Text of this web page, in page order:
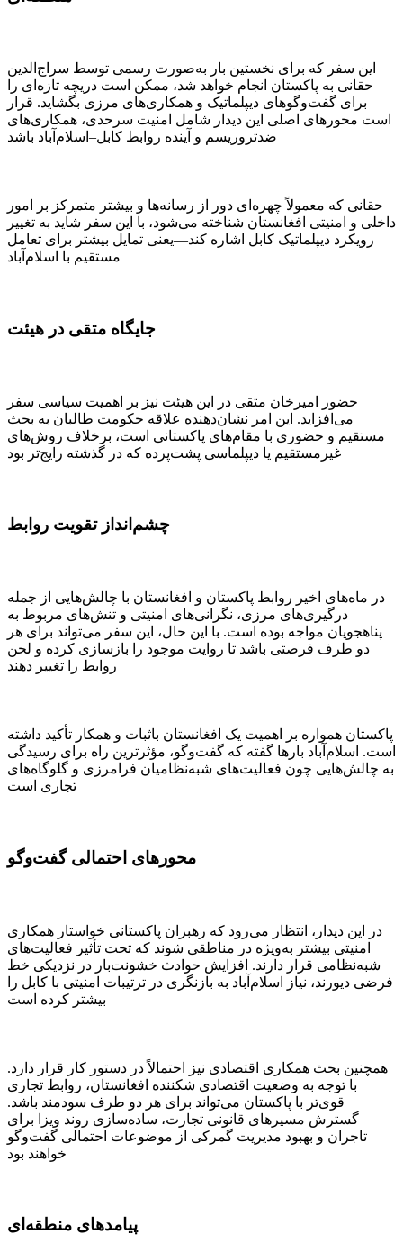
این سفر که برای نخستین بار به‌صورت رسمی توسط سراج‌الدین
حقانی به پاکستان انجام خواهد شد، ممکن است دریچه‌ تازه‌ای را
برای گفت‌وگوهای دیپلماتیک و همکاری‌های مرزی بگشاید. قرار
است محورهای اصلی این دیدار شامل امنیت سرحدی، همکاری‌های
ضدتروریسم و آینده‌ روابط کابل–اسلام‌آباد باشد
حقانی که معمولاً چهره‌ای دور از رسانه‌ها و بیشتر متمرکز بر امور
داخلی و امنیتی افغانستان شناخته می‌شود، با این سفر شاید به تغییر
رویکرد دیپلماتیک کابل اشاره کند—یعنی تمایل بیشتر برای تعامل
مستقیم با اسلام‌آباد
جایگاه متقی در هیئت
حضور امیرخان متقی در این هیئت نیز بر اهمیت سیاسی سفر
می‌افزاید. این امر نشان‌دهنده علاقه حکومت طالبان به بحث
مستقیم و حضوری با مقام‌های پاکستانی است، برخلاف روش‌های
غیرمستقیم یا دیپلماسی پشت‌پرده که در گذشته رایج‌تر بود
چشم‌انداز تقویت روابط
در ماه‌های اخیر روابط پاکستان و افغانستان با چالش‌هایی از جمله
درگیری‌های مرزی، نگرانی‌های امنیتی و تنش‌های مربوط به
پناهجویان مواجه بوده است. با این حال، این سفر می‌تواند برای هر
دو طرف فرصتی باشد تا روایت موجود را بازسازی کرده و لحن
روابط را تغییر دهند
پاکستان همواره بر اهمیت یک افغانستان باثبات و همکار تأکید داشته
است. اسلام‌آباد بارها گفته که گفت‌وگو، مؤثرترین راه برای رسیدگی
به چالش‌هایی چون فعالیت‌های شبه‌نظامیان فرامرزی و گلوگاه‌های
تجاری است
محورهای احتمالی گفت‌وگو
در این دیدار، انتظار می‌رود که رهبران پاکستانی خواستار همکاری
امنیتی بیشتر به‌ویژه در مناطقی شوند که تحت تأثیر فعالیت‌های
شبه‌نظامی قرار دارند. افزایش حوادث خشونت‌بار در نزدیکی خط
فرضی دیورند، نیاز اسلام‌آباد به بازنگری در ترتیبات امنیتی با کابل را
بیشتر کرده است
همچنین بحث همکاری اقتصادی نیز احتمالاً در دستور کار قرار دارد.
با توجه به وضعیت اقتصادی شکننده افغانستان، روابط تجاری
قوی‌تر با پاکستان می‌تواند برای هر دو طرف سودمند باشد.
گسترش مسیرهای قانونی تجارت، ساده‌سازی روند ویزا برای
تاجران و بهبود مدیریت گمرکی از موضوعات احتمالی گفت‌وگو
خواهند بود
پیامدهای منطقه‌ای